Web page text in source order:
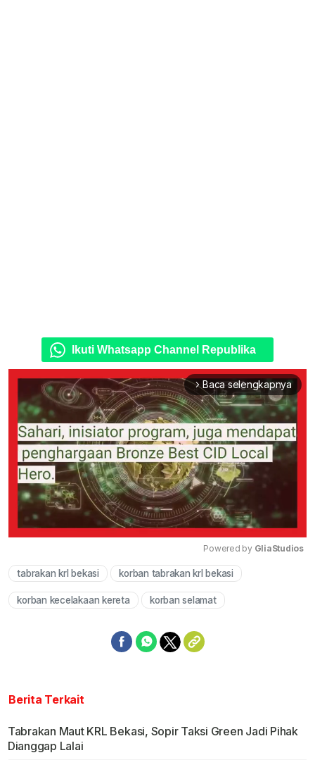
Ikuti Whatsapp Channel Republika
arrow_forward_ios Baca selengkapnya
Powered by GliaStudios
tabrakan krl bekasi korban tabrakan krl bekasi
korban kecelakaan kereta korban selamat
Berita Terkait
Tabrakan Maut KRL Bekasi, Sopir Taksi Green Jadi Pihak
Dianggap Lalai